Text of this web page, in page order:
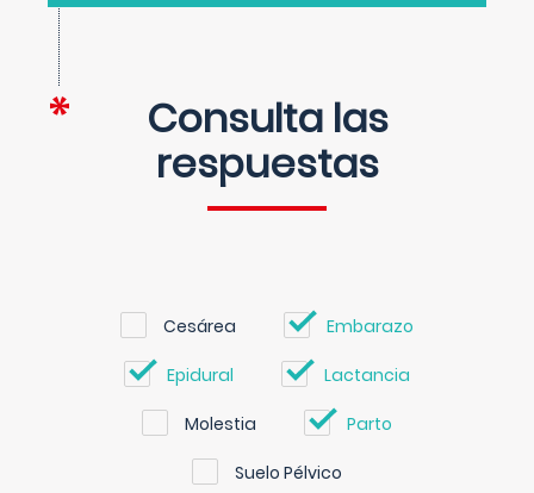
Consulta las
respuestas
Cesárea Embarazo
Epidural Lactancia
Molestia Parto
Suelo Pélvico